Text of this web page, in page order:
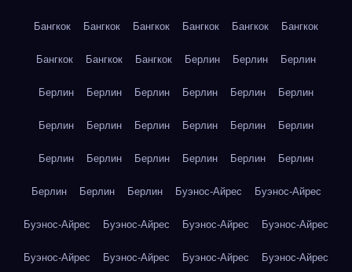
Бангкок Бангкок Бангкок Бангкок Бангкок Бангкок
Бангкок Бангкок Бангкок Берлин Берлин Берлин
Берлин Берлин Берлин Берлин Берлин Берлин
Берлин Берлин Берлин Берлин Берлин Берлин
Берлин Берлин Берлин Берлин Берлин Берлин
Берлин Берлин Берлин Буэнос-Айрес Буэнос-Айрес
Буэнос-Айрес Буэнос-Айрес Буэнос-Айрес Буэнос-Айрес
Буэнос-Айрес Буэнос-Айрес Буэнос-Айрес Буэнос-Айрес